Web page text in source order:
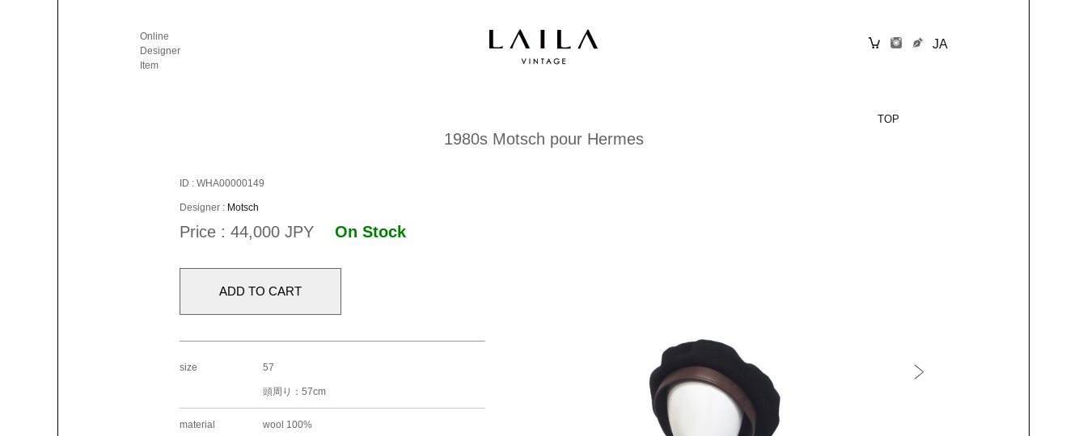
Online
Designer
Item
JA
TOP
1980s Motsch pour Hermes
ID : WHA00000149
Designer : Motsch
Price : 44,000 JPY On Stock
size 57
頭周り：57cm
material wool 100%